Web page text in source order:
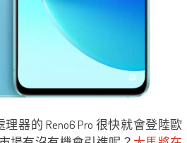
器的 Reno6 Pro 很快就會登陸歐